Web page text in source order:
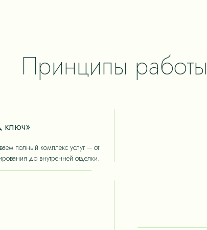
решений,
Принципы работы
ключ»
полный комплекс услуг – от
до внутренней отделки.